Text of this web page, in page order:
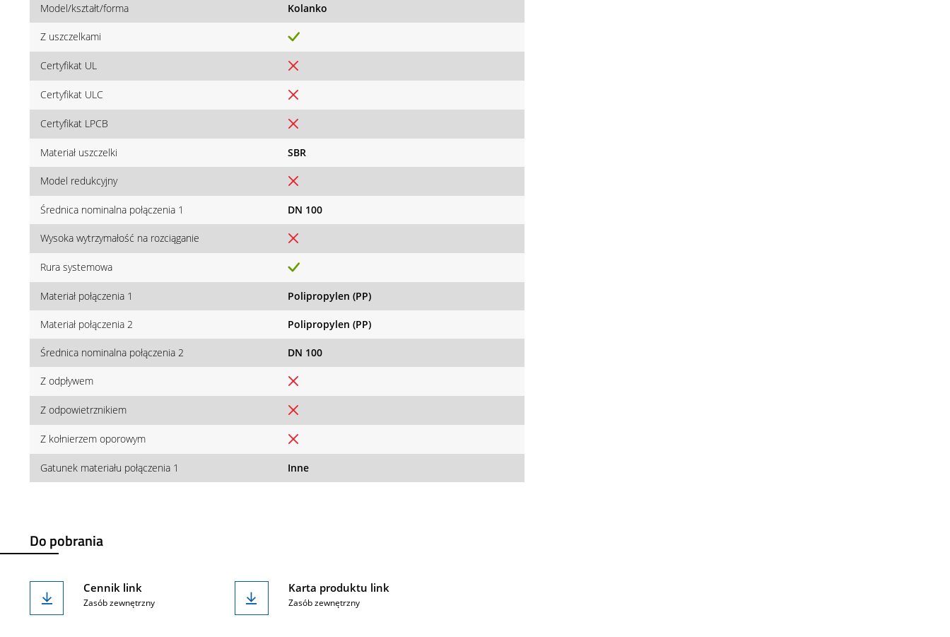
Model/kształt/forma Kolanko
Z uszczelkami
Certyfikat UL
Certyfikat ULC
Certyfikat LPCB
Materiał uszczelki SBR
Model redukcyjny
Średnica nominalna połączenia 1 DN 100
Wysoka wytrzymałość na rozciąganie
Rura systemowa
Materiał połączenia 1 Polipropylen (PP)
Materiał połączenia 2 Polipropylen (PP)
Średnica nominalna połączenia 2 DN 100
Z odpływem
Z odpowietrznikiem
Z kołnierzem oporowym
Gatunek materiału połączenia 1 Inne
Do pobrania
Cennik link
Zasób zewnętrzny
Karta produktu link
Zasób zewnętrzny